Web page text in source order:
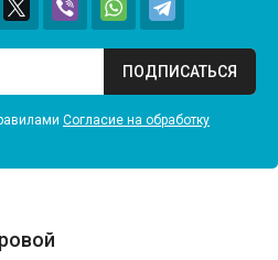
ПОДПИСАТЬСЯ
Согласие на обработку